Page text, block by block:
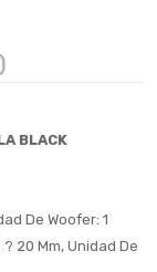
BLACK
De Woofer: 1
20 Mm, Unidad De